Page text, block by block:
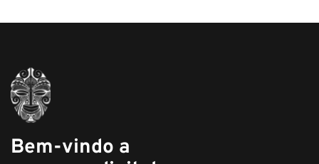
Bem-vindo a